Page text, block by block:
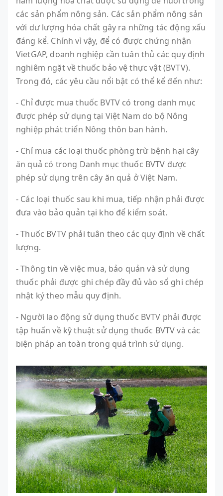
các sản phẩm nông sản. Các sản phẩm nông sản
với dư lượng hóa chất gây ra những tác động xấu
đáng kể. Chính vì vậy, để có được chứng nhận
VietGAP, doanh nghiệp cần tuân thủ các quy định
nghiêm ngặt về thuốc bảo vệ thực vật (BVTV).
Trong đó, các yêu cầu nổi bật có thể kể đến như:
- Chỉ được mua thuốc BVTV có trong danh mục
được phép sử dụng tại Việt Nam do bộ Nông
nghiệp phát triển Nông thôn ban hành.
- Chỉ mua các loại thuốc phòng trừ bệnh hại cây
ăn quả có trong Danh mục thuốc BVTV được
phép sử dụng trên cây ăn quả ở Việt Nam.
- Các loại thuốc sau khi mua, tiếp nhận phải được
đưa vào bảo quản tại kho để kiểm soát.
- Thuốc BVTV phải tuân theo các quy định về chất
lượng.
- Thông tin về việc mua, bảo quản và sử dụng
thuốc phải được ghi chép đầy đủ vào sổ ghi chép
nhật ký theo mẫu quy định.
- Người lao động sử dụng thuốc BVTV phải được
tập huấn về kỹ thuật sử dụng thuốc BVTV và các
biện pháp an toàn trong quá trình sử dụng.